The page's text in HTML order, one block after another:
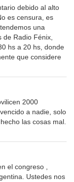
debido al alto
es censura, es
una
Radio Fénix,
hs a 20 hs, donde
que considere
2000
a nadie, solo
las cosas mal.
el congreso ,
Ustedes nos